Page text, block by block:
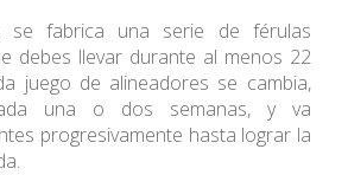
fabrica una serie de férulas
debes llevar durante al menos 22
juego de alineadores se cambia,
una o dos semanas, y va
progresivamente hasta lograr la